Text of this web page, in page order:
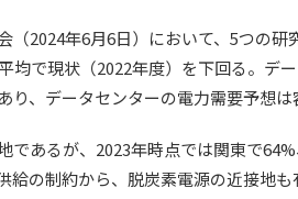
（2024年6月6日）において、5つの
均で現状（2022年度）を下回る。
り、データセンターの電力需要予想は
であるが、2023年時点では関東で
給の制約から、脱炭素電源の近接地